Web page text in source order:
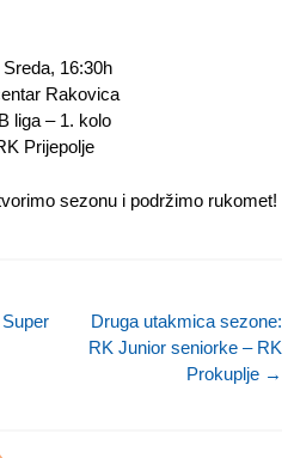
16:30h
Rakovica
liga – 1. kolo
Prijepolje
sezonu i podržimo rukomet!
Druga utakmica sezone:
RK Junior seniorke – RK
Prokuplje →